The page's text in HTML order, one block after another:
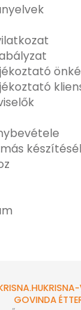
KRISNA-
GOVINDA